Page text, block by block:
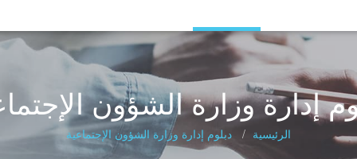
إدارة وزارة الشؤون
الرئيسية دبلوم إدارة وزارة الشؤون الإجتماعية